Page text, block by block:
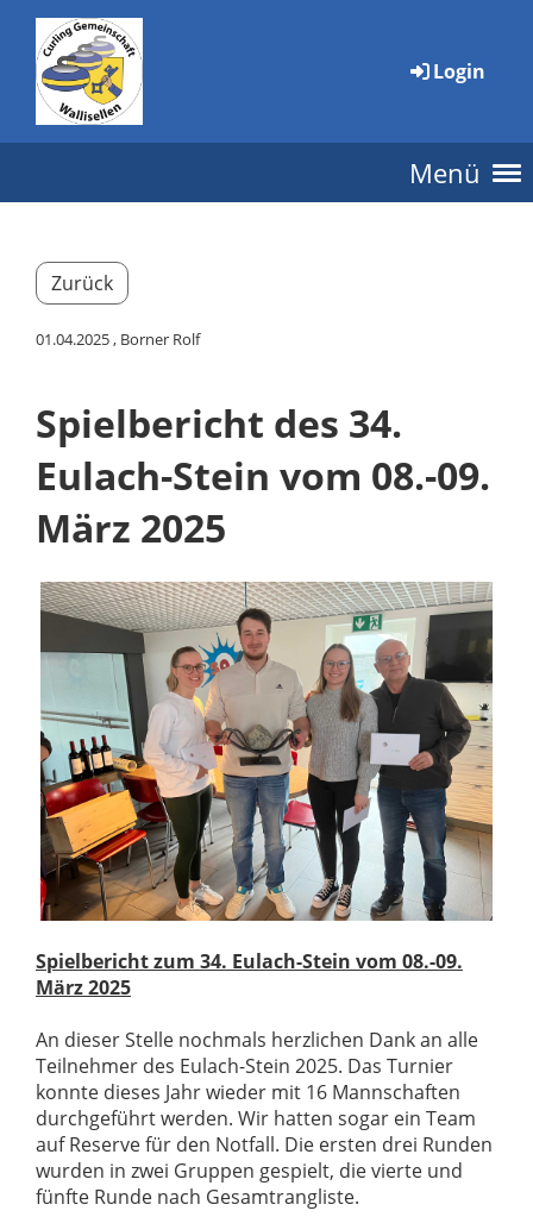
Login
Menü
Zurück
01.04.2025, Borner Rolf
Spielbericht des 34.
Eulach-Stein vom 08.-09.
März 2025
Spielbericht zum 34. Eulach-Stein vom 08.-09.
März 2025
An dieser Stelle nochmals herzlichen Dank an alle
Teilnehmer des Eulach-Stein 2025. Das Turnier
konnte dieses Jahr wieder mit 16 Mannschaften
durchgeführt werden. Wir hatten sogar ein Team
auf Reserve für den Notfall. Die ersten drei Runden
wurden in zwei Gruppen gespielt, die vierte und
fünfte Runde nach Gesamtrangliste.